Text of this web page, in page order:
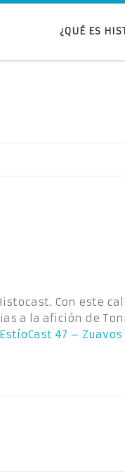
¿QUÉ ES
Con este
a la afición de Toni
EstíoCast 47 – Zuavos